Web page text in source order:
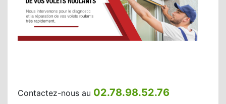
Contactez-nous au 02.78.98.52.76